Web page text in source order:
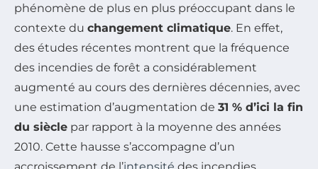
phénomène de plus en plus préoccupant dans le
contexte du changement climatique. En effet,
des études récentes montrent que la fréquence
des incendies de forêt a considérablement
augmenté au cours des dernières décennies, avec
une estimation d’augmentation de 31 % d’ici la fin
du siècle par rapport à la moyenne des années
2010. Cette hausse s’accompagne d’un
accroissement de l’intensité des incendies,